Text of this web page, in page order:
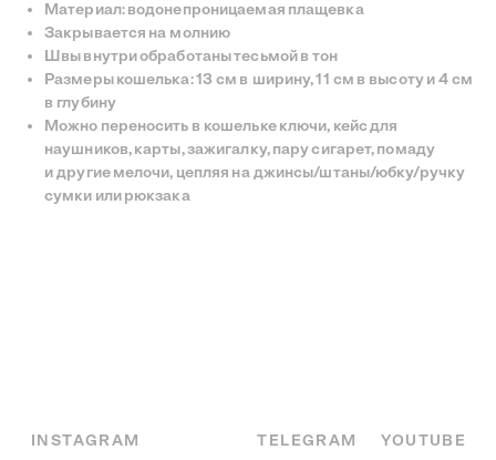
Материал: водонепроницаемая плащевка
Закрывается на молнию
Швы внутри обработаны тесьмой в тон
Размеры кошелька: 13 см в ширину, 11 см в высоту и 4 см
в глубину
Можно переносить в кошельке ключи, кейс для
наушников, карты, зажигалку, пару сигарет, помаду
и другие мелочи, цепляя на джинсы/штаны/юбку/ручку
сумки или рюкзака
INSTAGRAM
NON-OBJECTIVE
©
BECENTAUREA
TELEGRAM YOUTUBE